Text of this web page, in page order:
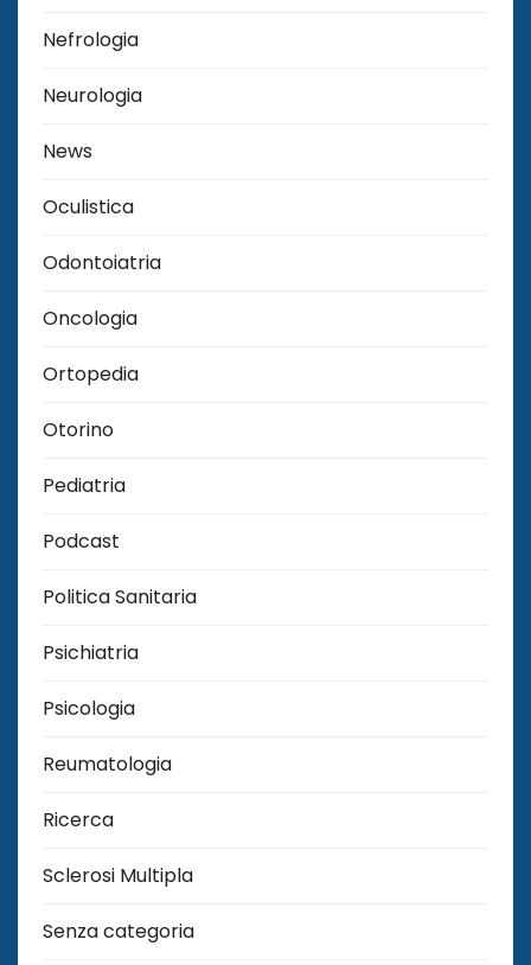
Nefrologia
Neurologia
News
Oculistica
Odontoiatria
Oncologia
Ortopedia
Otorino
Pediatria
Podcast
Politica Sanitaria
Psichiatria
Psicologia
Reumatologia
Ricerca
Sclerosi Multipla
Senza categoria